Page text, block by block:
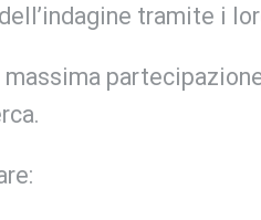
tramite i
massima